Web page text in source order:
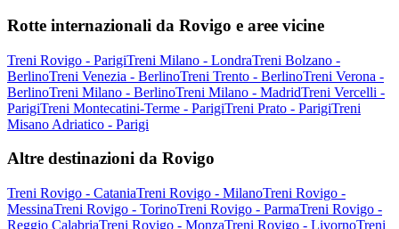
Rotte internazionali da Rovigo e aree vicine
Treni Rovigo - ParigiTreni Milano - LondraTreni Bolzano -
BerlinoTreni Venezia - BerlinoTreni Trento - BerlinoTreni Verona -
BerlinoTreni Milano - BerlinoTreni Milano - MadridTreni Vercelli -
ParigiTreni Montecatini-Terme - ParigiTreni Prato - ParigiTreni
Misano Adriatico - Parigi
Altre destinazioni da Rovigo
Treni Rovigo - CataniaTreni Rovigo - MilanoTreni Rovigo -
MessinaTreni Rovigo - TorinoTreni Rovigo - ParmaTreni Rovigo -
Reggio CalabriaTreni Rovigo - MonzaTreni Rovigo - LivornoTreni